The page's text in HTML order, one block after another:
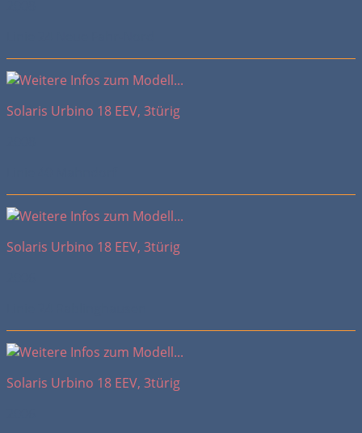
Solaris Urbino 18 EEV, 3türig
Solaris Urbino 18 EEV, 3türig
Solaris Urbino 18 EEV, 3türig